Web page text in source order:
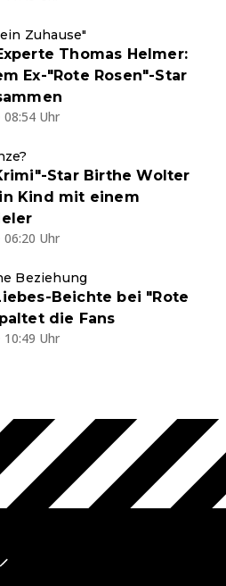
Zuhause"
Thomas Helmer:
Ex-"Rote Rosen"-Star
08:54 Uhr
Star Birthe Wolter
Kind mit einem
06:20 Uhr
Beziehung
Beichte bei "Rote
die Fans
10:49 Uhr